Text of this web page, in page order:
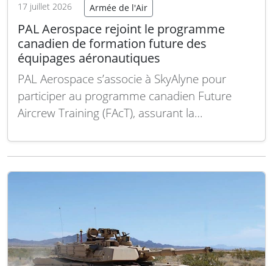
17 juillet 2026 Armée de l'Air
PAL Aerospace rejoint le programme
canadien de formation future des
équipages aéronautiques
PAL Aerospace s’associe à SkyAlyne pour
participer au programme canadien Future
Aircrew Training (FAcT), assurant la
condition opérationnelle des aéronefs
dollars…
Lire la suite